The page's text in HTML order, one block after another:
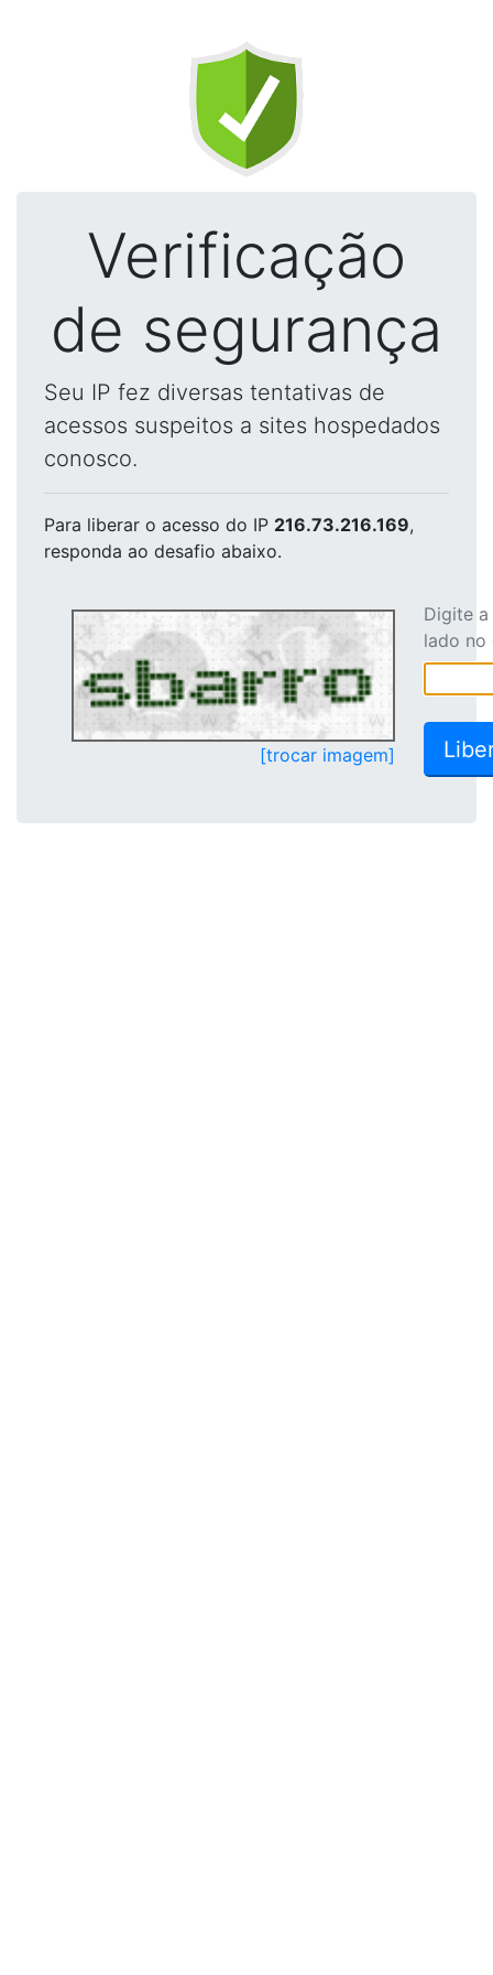
Verificação
de segurança
Seu IP fez diversas tentativas de
acessos suspeitos a sites hospedados
conosco.
Para liberar o acesso do IP 216.73.216.169,
responda ao desafio abaixo.
[trocar imagem]
Digite
lado no